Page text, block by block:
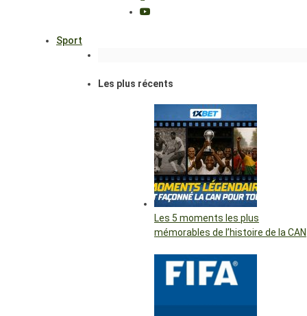
Sport
Les plus récents
Les 5 moments les plus
mémorables de l’histoire de la CAN